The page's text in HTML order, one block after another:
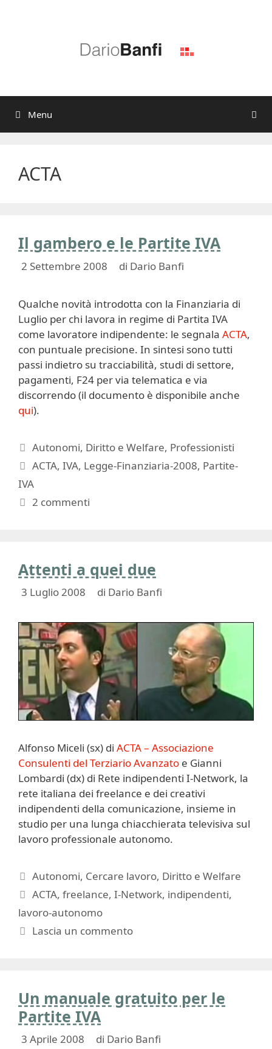
Menu
ACTA
Il gambero e le Partite IVA
2 Settembre 2008 di Dario Banfi
Qualche novità introdotta con la Finanziaria di
Luglio per chi lavora in regime di Partita IVA
come lavoratore indipendente: le segnala ACTA,
con puntuale precisione. In sintesi sono tutti
passi indietro su tracciabilità, studi di settore,
pagamenti, F24 per via telematica e via
discorrendo (il documento è disponibile anche
qui).
Categorie
Autonomi, Diritto e Welfare, Professionisti
Tag
ACTA,IVA, Legge-Finanziaria-2008, Partite-
IVA
2 commenti
Attenti a quei due
3 Luglio 2008 di Dario Banfi
Alfonso Miceli (sx) di ACTA – Associazione
Consulenti del Terziario Avanzato e Gianni
Lombardi (dx) di Rete indipendenti I-Network, la
rete italiana dei freelance e dei creativi
indipendenti della comunicazione, insieme in
studio per una lunga chiacchierata televisiva sul
lavoro professionale autonomo.
Categorie
Autonomi, Cercare lavoro, Diritto e Welfare
Tag
ACTA,freelance,I-Network, indipendenti,
lavoro-autonomo
Lascia un commento
Un manuale gratuito per le
Partite IVA
3 Aprile 2008 di Dario Banfi